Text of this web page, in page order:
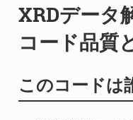
XRDデータ
コード品質
このコードは